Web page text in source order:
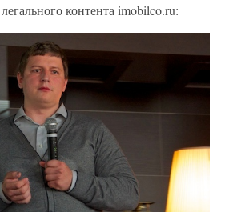
контента imobilco.ru: